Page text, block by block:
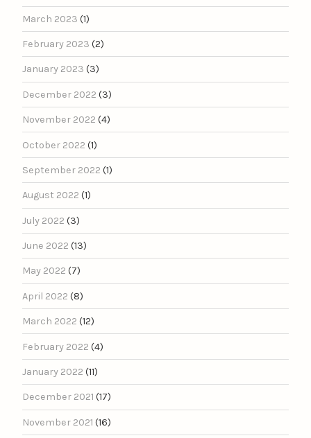
March 2023 (1)
February 2023 (2)
January 2023 (3)
December 2022 (3)
November 2022 (4)
October 2022 (1)
September 2022 (1)
August 2022 (1)
July 2022 (3)
June 2022 (13)
May 2022 (7)
April 2022 (8)
March 2022 (12)
February 2022 (4)
January 2022 (11)
December 2021 (17)
November 2021 (16)